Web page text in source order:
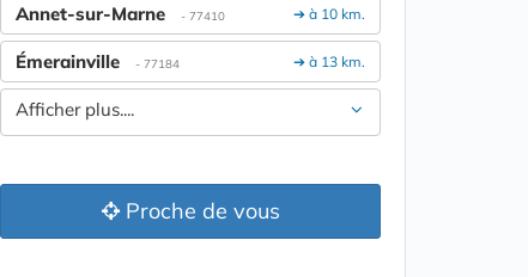
➔ à 10 km.
Annet-sur-Marne - 77410
➔ à 13 km.
Émerainville - 77184
Afficher plus....
Proche de vous